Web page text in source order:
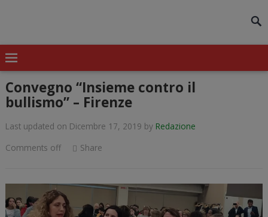
Convegno “Insieme contro il
bullismo” – Firenze
Last updated on Dicembre 17, 2019 by Redazione
Comments off
Share